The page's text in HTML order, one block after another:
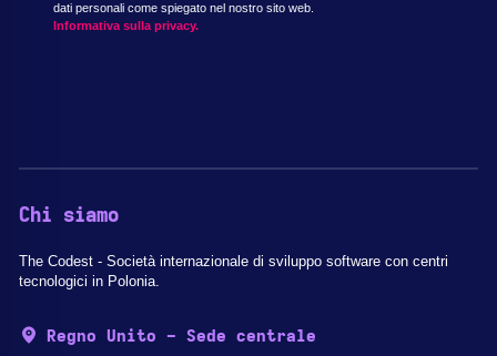
dati personali come spiegato nel nostro sito web.
Informativa sulla privacy.
Chi siamo
The Codest - Società internazionale di sviluppo software con centri
tecnologici in Polonia.
Regno Unito - Sede centrale